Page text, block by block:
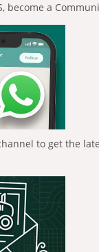
become a
to get the